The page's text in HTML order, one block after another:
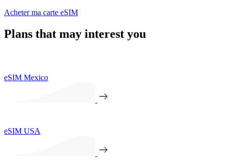
Acheter ma carte eSIM
Plans that may interest you
eSIM Mexico
eSIM USA